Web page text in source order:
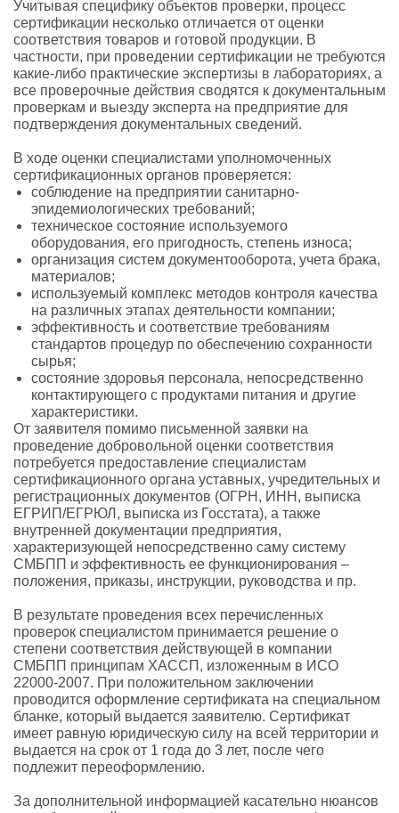
Учитывая специфику объектов проверки, процесс
сертификации несколько отличается от оценки
соответствия товаров и готовой продукции. В
частности, при проведении сертификации не требуются
какие-либо практические экспертизы в лабораториях, а
все проверочные действия сводятся к документальным
проверкам и выезду эксперта на предприятие для
подтверждения документальных сведений.
В ходе оценки специалистами уполномоченных
сертификационных органов проверяется:
соблюдение на предприятии санитарно-
эпидемиологических требований;
техническое состояние используемого
оборудования, его пригодность, степень износа;
организация систем документооборота, учета брака,
материалов;
используемый комплекс методов контроля качества
на различных этапах деятельности компании;
эффективность и соответствие требованиям
стандартов процедур по обеспечению сохранности
сырья;
состояние здоровья персонала, непосредственно
контактирующего с продуктами питания и другие
характеристики.
От заявителя помимо письменной заявки на
проведение добровольной оценки соответствия
потребуется предоставление специалистам
сертификационного органа уставных, учредительных и
регистрационных документов (ОГРН, ИНН, выписка
ЕГРИП/ЕГРЮЛ, выписка из Госстата), а также
внутренней документации предприятия,
характеризующей непосредственно саму систему
СМБПП и эффективность ее функционирования –
положения, приказы, инструкции, руководства и пр.
В результате проведения всех перечисленных
проверок специалистом принимается решение о
степени соответствия действующей в компании
СМБПП принципам ХАССП, изложенным в ИСО
22000-2007. При положительном заключении
проводится оформление сертификата на специальном
бланке, который выдается заявителю. Сертификат
имеет равную юридическую силу на всей территории и
выдается на срок от 1 года до 3 лет, после чего
подлежит переоформлению.
За дополнительной информацией касательно нюансов